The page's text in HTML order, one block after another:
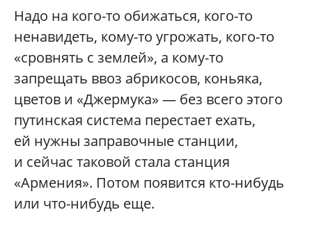
Надо на кого-то обижаться, кого-то
ненавидеть, кому-то угрожать, кого-то
«сровнять с землей», а кому-то
запрещать ввоз абрикосов, коньяка,
цветов и «Джермука» — без всего этого
путинская система перестает ехать,
ей нужны заправочные станции,
и сейчас таковой стала станция
«Армения». Потом появится кто-нибудь
или что-нибудь еще.